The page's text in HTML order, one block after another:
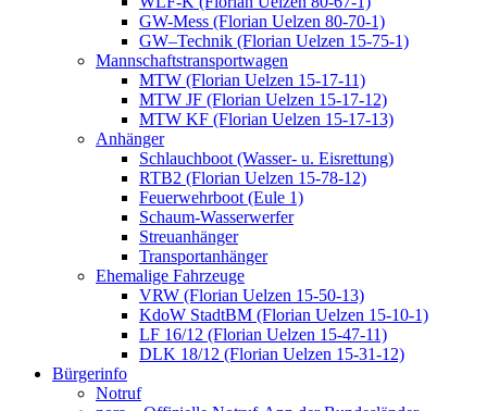
GW-Mess (Florian Uelzen 80-70-1)
GW–Technik (Florian Uelzen 15-75-1)
Mannschaftstransportwagen
MTW (Florian Uelzen 15-17-11)
MTW JF (Florian Uelzen 15-17-12)
MTW KF (Florian Uelzen 15-17-13)
Anhänger
Schlauchboot (Wasser- u. Eisrettung)
RTB2 (Florian Uelzen 15-78-12)
Feuerwehrboot (Eule 1)
Schaum-Wasserwerfer
Streuanhänger
Transportanhänger
Ehemalige Fahrzeuge
VRW (Florian Uelzen 15-50-13)
KdoW StadtBM (Florian Uelzen 15-10-1)
LF 16/12 (Florian Uelzen 15-47-11)
DLK 18/12 (Florian Uelzen 15-31-12)
Bürgerinfo
Notruf